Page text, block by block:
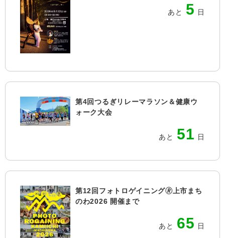
あと 5 日
第4回つるぎリレーマラソン＆健康ウ
ォーク大会
あと 51 日
第12回フォトロゲイニング🄬上市まち
のわ2026 開催まで
あと 65 日